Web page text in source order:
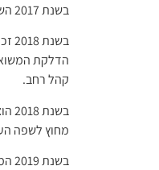
בשנת 2017 השתתפה בעונה השלישית של "אקס פקטור ישראל", והביאה למסך שילוב של ביטחון, רגש וטכניקה קולית יוצאת דופן.
קהל רחב.
מחוץ לשפה